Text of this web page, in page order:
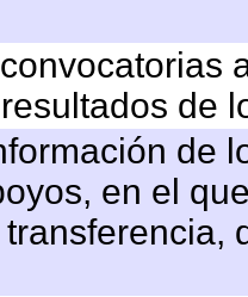
de
de
en el